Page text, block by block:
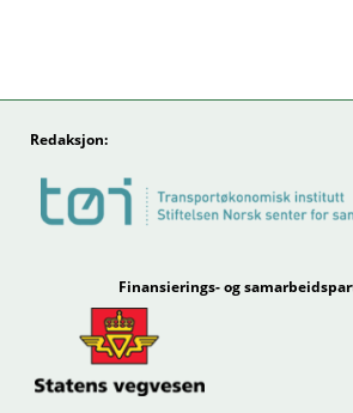
Redaksjon:
Finansierings- og